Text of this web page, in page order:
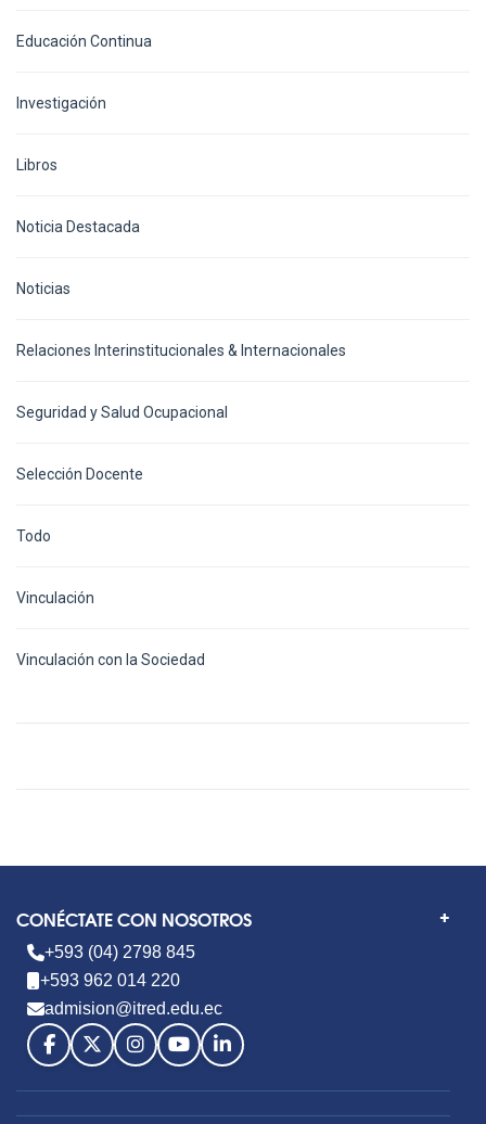
Educación Continua
Investigación
Libros
Noticia Destacada
Noticias
Relaciones Interinstitucionales & Internacionales
Seguridad y Salud Ocupacional
Selección Docente
Todo
Vinculación
Vinculación con la Sociedad
CONÉCTATE CON NOSOTROS
+593 (04) 2798 845
+593 962 014 220
admision@itred.edu.ec